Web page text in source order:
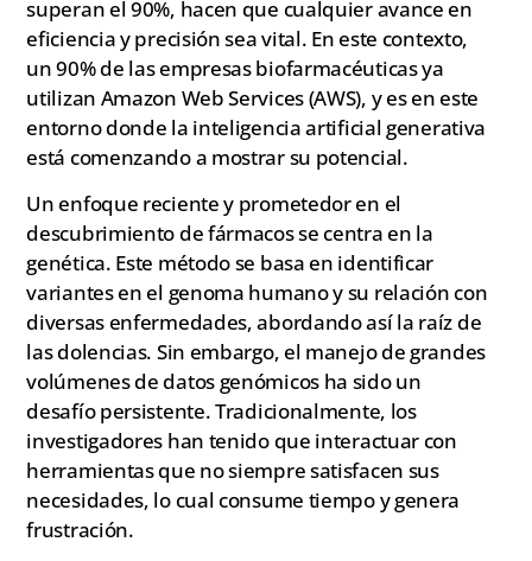
superan el 90%, hacen que cualquier avance en
eficiencia y precisión sea vital. En este contexto,
un 90% de las empresas biofarmacéuticas ya
utilizan Amazon Web Services (AWS), y es en este
entorno donde la inteligencia artificial generativa
está comenzando a mostrar su potencial.
Un enfoque reciente y prometedor en el
descubrimiento de fármacos se centra en la
genética. Este método se basa en identificar
variantes en el genoma humano y su relación con
diversas enfermedades, abordando así la raíz de
las dolencias. Sin embargo, el manejo de grandes
volúmenes de datos genómicos ha sido un
desafío persistente. Tradicionalmente, los
investigadores han tenido que interactuar con
herramientas que no siempre satisfacen sus
necesidades, lo cual consume tiempo y genera
frustración.